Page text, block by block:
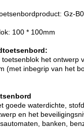
Gz-
100 * 100mm
het
(met inbegrip van het
goede waterdichte,
en het
banken,